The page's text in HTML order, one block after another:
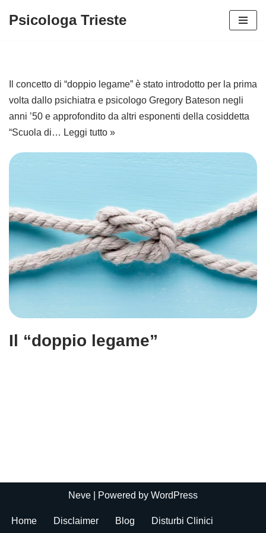
Psicologa Trieste
Il concetto di “doppio legame” è stato introdotto per la prima
volta dallo psichiatra e psicologo Gregory Bateson negli
anni ’50 e approfondito da altri esponenti della cosiddetta
“Scuola di… Leggi tutto »
Il “doppio legame”
Neve | Powered by WordPress
Home Disclaimer Blog Disturbi Clinici